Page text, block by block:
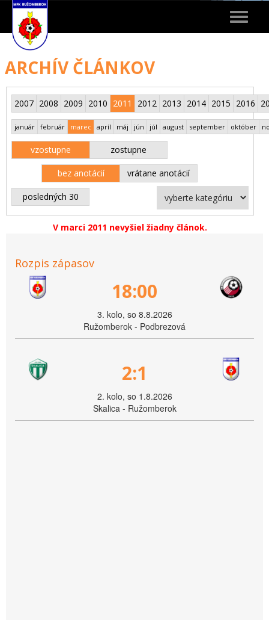
Toggle
ARCHÍV ČLÁNKOV
2007 2008 2009 2010 2011 2012 2013 2014 2015 2016
január február marec apríl máj jún júl august september október
vzostupne zostupne
bez anotácií vrátane anotácií
posledných 30
V marci 2011 nevyšiel žiadny článok.
Rozpis zápasov
18:00
3. kolo, so 8.8.2026
Ružomberok - Podbrezová
2:1
2. kolo, so 1.8.2026
Skalica - Ružomberok